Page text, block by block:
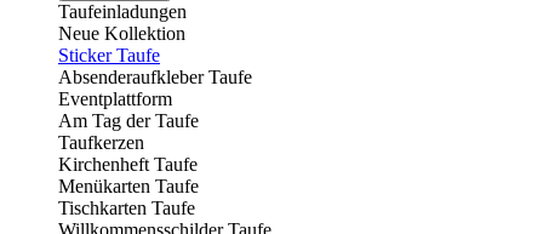
Taufeinladungen
Neue Kollektion
Sticker Taufe
Absenderaufkleber Taufe
Eventplattform
Am Tag der Taufe
Taufkerzen
Kirchenheft Taufe
Menükarten Taufe
Tischkarten Taufe
Willkommensschilder Taufe